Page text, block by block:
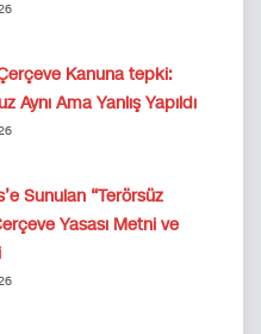
Kanuna tepki:
Aynı Ama Yanlış Yapıldı
Sunulan “Terörsüz
Yasası Metni ve